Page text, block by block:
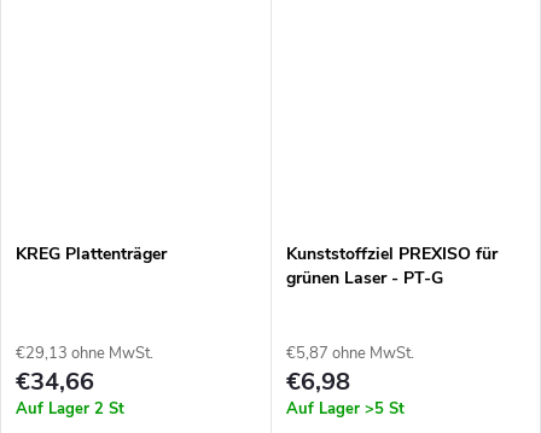
KREG Plattenträger
€29,13 ohne MwSt.
€34,66
Auf Lager 2 St
Kunststoffziel PREXISO für
grünen Laser - PT-G
€5,87 ohne MwSt.
€6,98
Auf Lager >5 St